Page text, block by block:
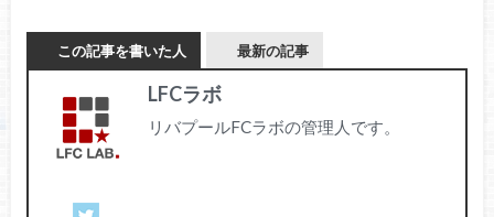
この記事を書いた人 最新の記事
LFCラボ
リバプールFCラボの管理人です。